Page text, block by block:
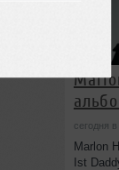
сегодня
Marlon
Ist